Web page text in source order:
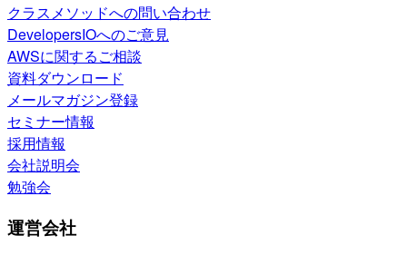
クラスメソッドへの問い合わせ
DevelopersIOへのご意見
AWSに関するご相談
資料ダウンロード
メールマガジン登録
セミナー情報
採用情報
会社説明会
勉強会
運営会社